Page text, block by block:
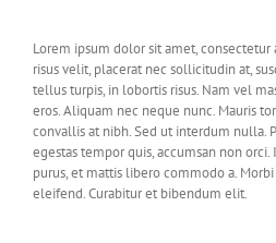
Lorem ipsum dolor sit amet, consectetur
risus velit, placerat nec sollicitudin at,
tellus turpis, in lobortis risus. Nam vel
eros. Aliquam nec neque nunc. Mauris
convallis at nibh. Sed ut interdum nulla.
egestas tempor quis, accumsan non
purus, et mattis libero commodo a.
eleifend. Curabitur et bibendum elit.